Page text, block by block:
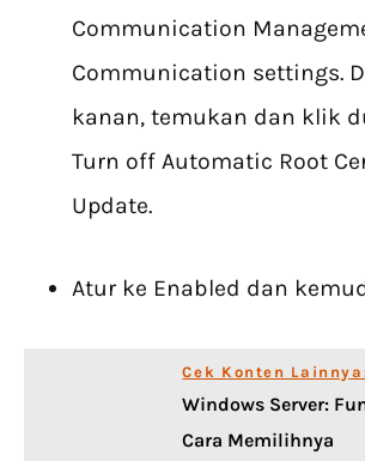
Communication
Communication settings.
kanan, temukan dan klik
Turn off Automatic Root
Update.
Atur ke Enabled dan
Cek Konten
Windows Server:
Cara Memilihnya